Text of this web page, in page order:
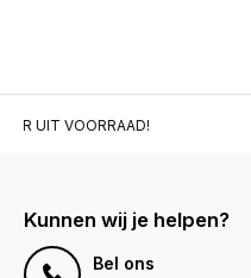
UIT VOORRAAD!
Kunnen wij je helpen?
Bel ons